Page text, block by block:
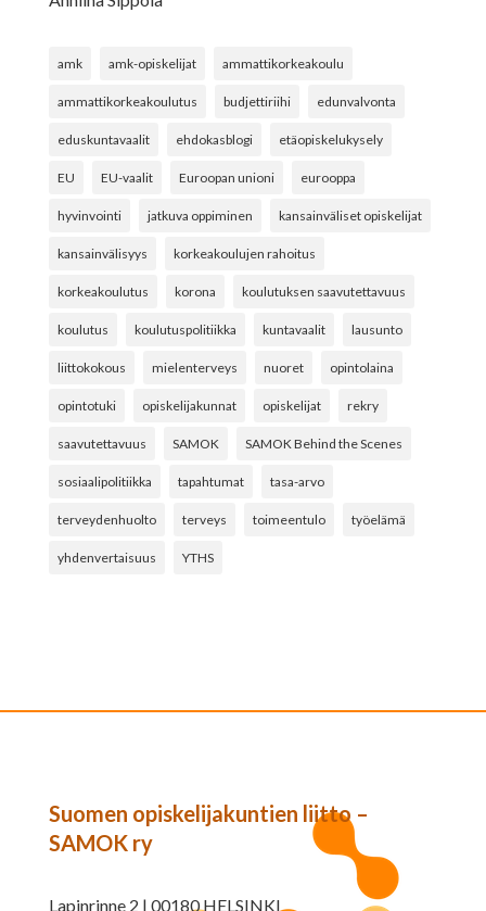
amk amk-opiskelijat ammattikorkeakoulu
ammattikorkeakoulutus budjettiriihi edunvalvonta
eduskuntavaalit ehdokasblogi etäopiskelukysely
EU EU-vaalit Euroopan unioni eurooppa
hyvinvointi jatkuva oppiminen kansainväliset opiskelijat
kansainvälisyys korkeakoulujen rahoitus
korkeakoulutus korona koulutuksen saavutettavuus
koulutus koulutuspolitiikka kuntavaalit lausunto
liittokokous mielenterveys nuoret opintolaina
opintotuki opiskelijakunnat opiskelijat rekry
saavutettavuus SAMOK SAMOK Behind the Scenes
sosiaalipolitiikka tapahtumat tasa-arvo
terveydenhuolto terveys toimeentulo työelämä
yhdenvertaisuus YTHS
Suomen opiskelijakuntien liitto –
SAMOK ry
Lapinrinne 2 | 00180 HELSINKI